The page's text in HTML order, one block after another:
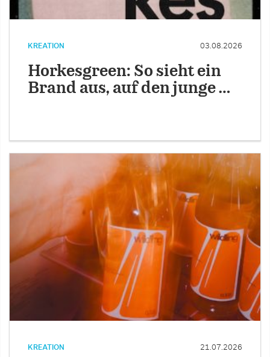
KREATION 03.08.2026
Horkesgreen: So sieht ein
Brand aus, auf den junge …
KREATION 21.07.2026